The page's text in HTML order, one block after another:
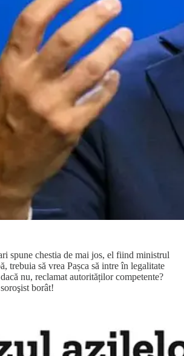
spune chestia de mai jos, el fiind ministrul
trebuia să vrea Pașca să intre în legalitate
nu, reclamat autorităților competente?
borât!